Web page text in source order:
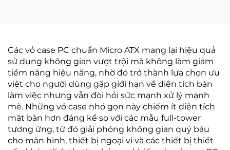
Các vỏ case PC chuẩn Micro ATX mang lại hiệu quả
sử dụng không gian vượt trội mà không làm giảm
tiềm năng hiệu năng, nhờ đó trở thành lựa chọn ưu
việt cho người dùng gặp giới hạn về diện tích bàn
làm việc nhưng vẫn đòi hỏi sức mạnh xử lý mạnh
mẽ. Những vỏ case nhỏ gọn này chiếm ít diện tích
mặt bàn hơn đáng kể so với các mẫu full-tower
tương ứng, từ đó giải phóng không gian quý báu
cho màn hình, thiết bị ngoại vi và các thiết bị thiết